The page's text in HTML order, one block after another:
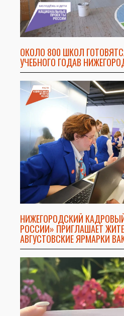
ОКОЛО 800 ШКОЛ
УЧЕБНОГО ГОДАВ
НИЖЕГОРОДСКИЙ
РОССИИ» ПРИГЛАШАЕТ
АВГУСТОВСКИЕ ЯРМАРКИ